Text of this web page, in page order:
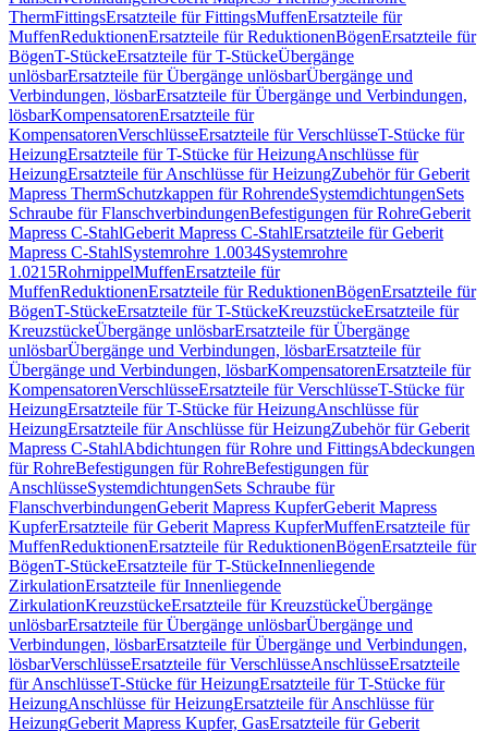
ThermFittingsErsatzteile für FittingsMuffenErsatzteile für
MuffenReduktionenErsatzteile für ReduktionenBögenErsatzteile für
BögenT-StückeErsatzteile für T-StückeÜbergänge
unlösbarErsatzteile für Übergänge unlösbarÜbergänge und
Verbindungen, lösbarErsatzteile für Übergänge und Verbindungen,
lösbarKompensatorenErsatzteile für
KompensatorenVerschlüsseErsatzteile für VerschlüsseT-Stücke für
HeizungErsatzteile für T-Stücke für HeizungAnschlüsse für
HeizungErsatzteile für Anschlüsse für HeizungZubehör für Geberit
Mapress ThermSchutzkappen für RohrendeSystemdichtungenSets
Schraube für FlanschverbindungenBefestigungen für RohreGeberit
Mapress C-StahlGeberit Mapress C-StahlErsatzteile für Geberit
Mapress C-StahlSystemrohre 1.0034Systemrohre
1.0215RohrnippelMuffenErsatzteile für
MuffenReduktionenErsatzteile für ReduktionenBögenErsatzteile für
BögenT-StückeErsatzteile für T-StückeKreuzstückeErsatzteile für
KreuzstückeÜbergänge unlösbarErsatzteile für Übergänge
unlösbarÜbergänge und Verbindungen, lösbarErsatzteile für
Übergänge und Verbindungen, lösbarKompensatorenErsatzteile für
KompensatorenVerschlüsseErsatzteile für VerschlüsseT-Stücke für
HeizungErsatzteile für T-Stücke für HeizungAnschlüsse für
HeizungErsatzteile für Anschlüsse für HeizungZubehör für Geberit
Mapress C-StahlAbdichtungen für Rohre und FittingsAbdeckungen
für RohreBefestigungen für RohreBefestigungen für
AnschlüsseSystemdichtungenSets Schraube für
FlanschverbindungenGeberit Mapress KupferGeberit Mapress
KupferErsatzteile für Geberit Mapress KupferMuffenErsatzteile für
MuffenReduktionenErsatzteile für ReduktionenBögenErsatzteile für
BögenT-StückeErsatzteile für T-StückeInnenliegende
ZirkulationErsatzteile für Innenliegende
ZirkulationKreuzstückeErsatzteile für KreuzstückeÜbergänge
unlösbarErsatzteile für Übergänge unlösbarÜbergänge und
Verbindungen, lösbarErsatzteile für Übergänge und Verbindungen,
lösbarVerschlüsseErsatzteile für VerschlüsseAnschlüsseErsatzteile
für AnschlüsseT-Stücke für HeizungErsatzteile für T-Stücke für
HeizungAnschlüsse für HeizungErsatzteile für Anschlüsse für
HeizungGeberit Mapress Kupfer, GasErsatzteile für Geberit